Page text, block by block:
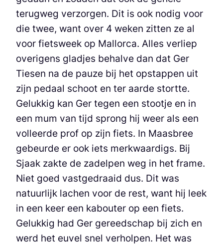
terugweg verzorgen. Dit is ook nodig voor
die twee, want over 4 weken zitten ze al
voor fietsweek op Mallorca. Alles verliep
overigens gladjes behalve dan dat Ger
Tiesen na de pauze bij het opstappen uit
zijn pedaal schoot en ter aarde stortte.
Gelukkig kan Ger tegen een stootje en in
een mum van tijd sprong hij weer als een
volleerde prof op zijn fiets. In Maasbree
gebeurde er ook iets merkwaardigs. Bij
Sjaak zakte de zadelpen weg in het frame.
Niet goed vastgedraaid dus. Dit was
natuurlijk lachen voor de rest, want hij leek
in een keer een kabouter op een fiets.
Gelukkig had Ger gereedschap bij zich en
werd het euvel snel verholpen. Het was